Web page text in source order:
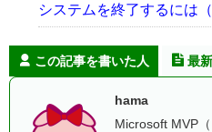
システムを終了するには
この記事を書いた人 最
hama
Microsoft MVP（